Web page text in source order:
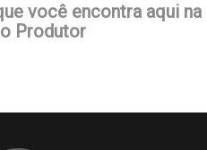
você encontra aqui na
Produtor